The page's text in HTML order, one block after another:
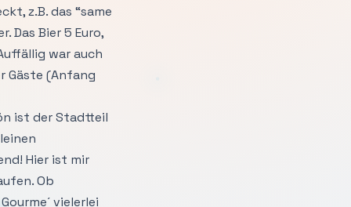
z.B. das “same
Das Bier 5 Euro,
war auch
Gäste (Anfang
ist der Stadtteil
Hier ist mir
Ob
vielerlei